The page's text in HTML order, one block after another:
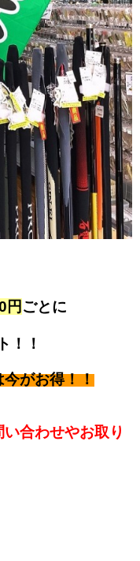
円 ごとに
！！
がお得！！
合わせやお取り